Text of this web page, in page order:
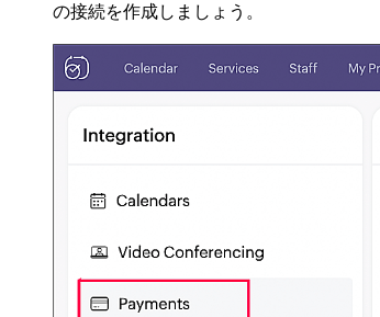
の接続を作成しましょう。